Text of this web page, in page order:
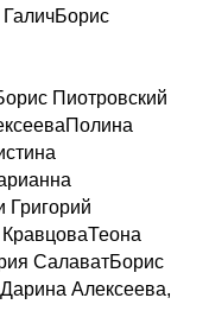
Пиотровский
Григорий
СалаватБорис
Алексеева,